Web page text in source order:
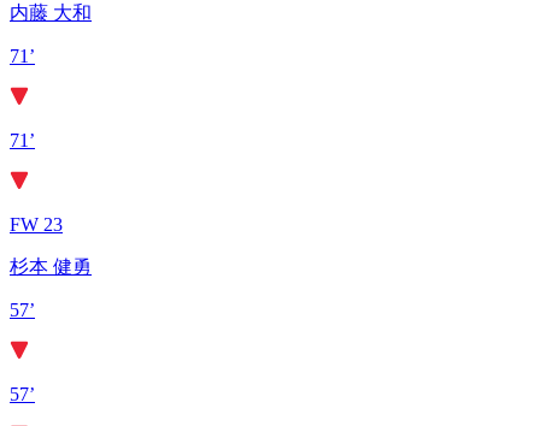
内藤 大和
71’
71’
FW 23
杉本 健勇
57’
57’